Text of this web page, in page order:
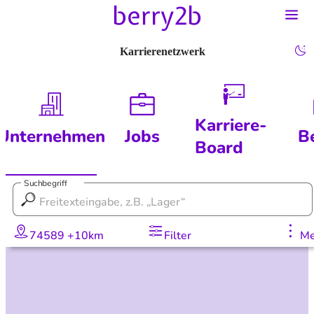
Karrierenetzwerk
Jobs
Karriere-
Board
Suchbegriff
74589 +10km Filter